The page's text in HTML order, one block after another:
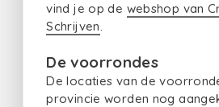
vind je op de webshop van
Schrijven.
De voorrondes
De locaties van de
provincie worden nog